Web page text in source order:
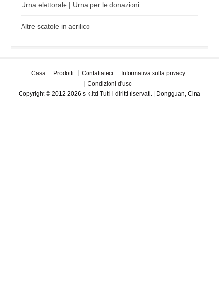
Urna elettorale | Urna per le donazioni
Altre scatole in acrilico
Casa Prodotti Contattateci
Informativa sulla privacy
Condizioni d'uso
Copyright © 2012-2026 s-k.ltd Tutti i diritti riservati. | Dongguan, Cina